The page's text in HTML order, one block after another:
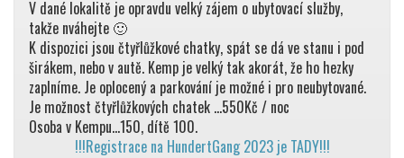
V dané lokalitě je opravdu velký zájem o ubytovací služby,
takže nváhejte 🙂
K dispozici jsou čtyřlůžkové chatky, spát se dá ve stanu i pod
širákem, nebo v autě. Kemp je velký tak akorát, že ho hezky
zaplníme. Je oplocený a parkování je možné i pro neubytované.
Je možnost čtyřlůžkových chatek …550Kč / noc
Osoba v Kempu…150, dítě 100.
!!!Registrace na HundertGang 2023 je TADY!!!